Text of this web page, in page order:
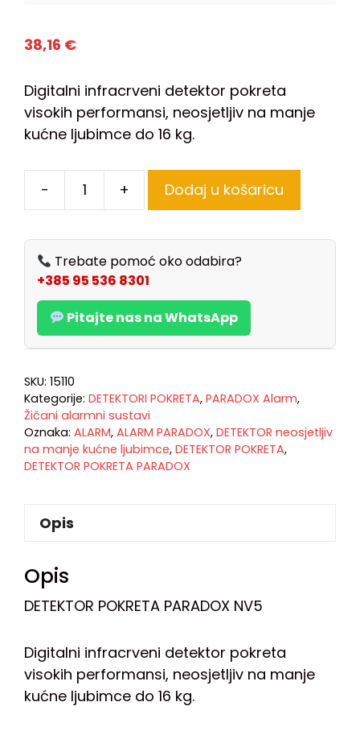
38,16 €
Digitalni infracrveni detektor pokreta
visokih performansi, neosjetljiv na manje
kućne ljubimce do 16 kg.
- + Dodaj u košaricu
Trebate pomoć oko odabira?
+385 95 536 8301
Pitajte nas na WhatsApp
SKU: 15110
Kategorije: DETEKTORI POKRETA, PARADOX Alarm,
Žičani alarmni sustavi
Oznaka: ALARM, ALARM PARADOX, DETEKTOR neosjetljiv
na manje kućne ljubimce, DETEKTOR POKRETA,
DETEKTOR POKRETA PARADOX
Opis
Opis
DETEKTOR POKRETA PARADOX NV5
Digitalni infracrveni detektor pokreta
visokih performansi, neosjetljiv na manje
kućne ljubimce do 16 kg.